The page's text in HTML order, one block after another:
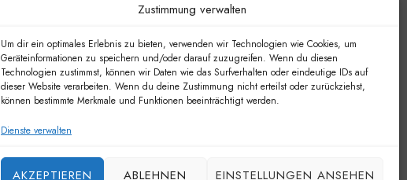
Zustimmung verwalten
Um dir ein optimales Erlebnis zu bieten, verwenden wir Technologien wie Cookies, um
Geräteinformationen zu speichern und/oder darauf zuzugreifen. Wenn du diesen
Technologien zustimmst, können wir Daten wie das Surfverhalten oder eindeutige IDs auf
dieser Website verarbeiten. Wenn du deine Zustimmung nicht erteilst oder zurückziehst,
können bestimmte Merkmale und Funktionen beeinträchtigt werden.
Dienste verwalten
AKZEPTIEREN ABLEHNEN EINSTELLUNGEN ANSEHEN